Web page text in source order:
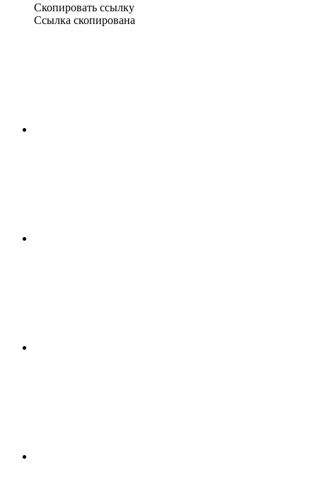
Скопировать ссылку
Ссылка скопирована